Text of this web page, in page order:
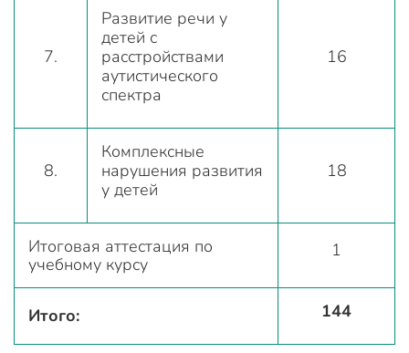
7.
Развитие речи у
детей с
расстройствами
аутистического
спектра
16
8.
Комплексные
нарушения развития
у детей
18
Итоговая аттестация по
учебному курсу
1
Итого: 144